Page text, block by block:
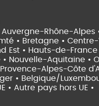
Auvergne-Rhône-Alpes
• Bretagne • Centre-
Est • Hauts-de-France
• Nouvelle-Aquitaine •
Provence-Alpes-Côte
• Belgique/
• Autre pays hors UE •